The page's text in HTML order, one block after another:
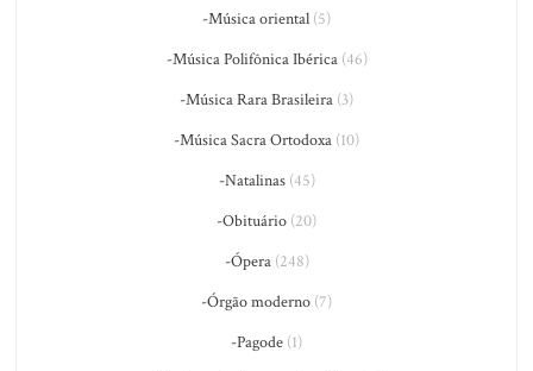
-Música oriental (5)
-Música Polifônica Ibérica(46)
-Música Rara Brasileira (3)
-Música Sacra Ortodoxa (10)
-Natalinas(45)
-Obituário (20)
-Ópera(248)
-Órgão moderno (7)
-Pagode (1)